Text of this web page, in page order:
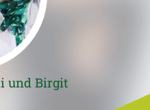
und Birgit